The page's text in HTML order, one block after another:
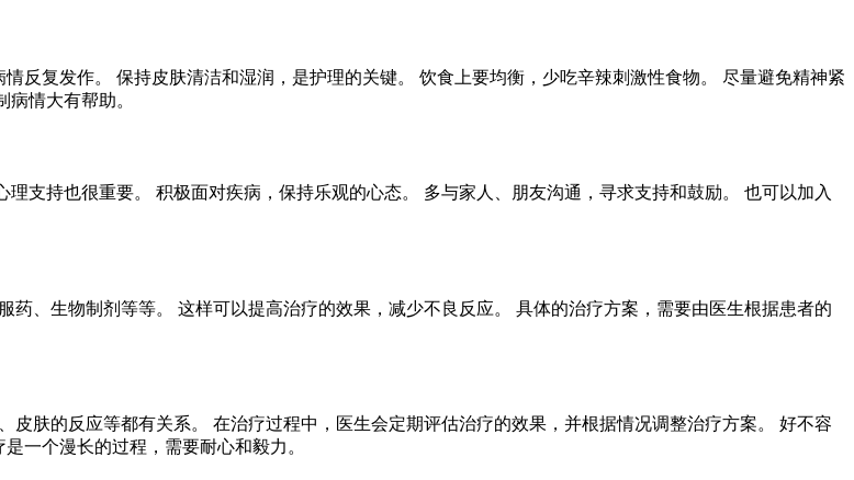
反复发作。 保持皮肤清洁和湿润，是护理的关键。 饮食上要均衡，少吃辛辣刺激性食物。 尽量避免精神紧
情大有帮助。
支持也很重要。 积极面对疾病，保持乐观的心态。 多与家人、朋友沟通，寻求支持和鼓励。 也可以加入
、生物制剂等等。 这样可以提高治疗的效果，减少不良反应。 具体的治疗方案，需要由医生根据患者的
肤的反应等都有关系。 在治疗过程中，医生会定期评估治疗的效果，并根据情况调整治疗方案。 好不容
一个漫长的过程，需要耐心和毅力。